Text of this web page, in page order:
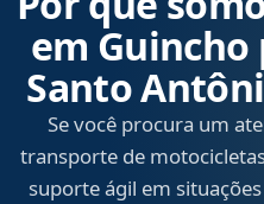
em
Santo
Se você procura um
transporte de
suporte ágil em